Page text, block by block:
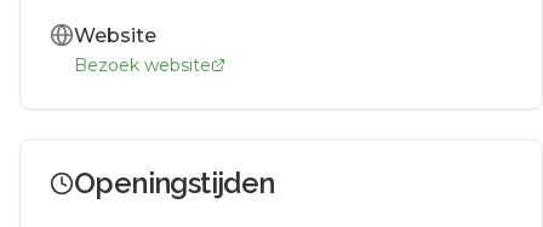
Website
Bezoek website
Openingstijden